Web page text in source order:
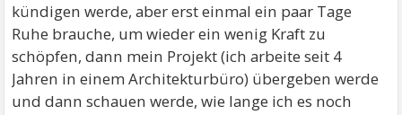
kündigen werde, aber erst einmal ein paar Tage
Ruhe brauche, um wieder ein wenig Kraft zu
schöpfen, dann mein Projekt (ich arbeite seit 4
Jahren in einem Architekturbüro) übergeben werde
und dann schauen werde, wie lange ich es noch